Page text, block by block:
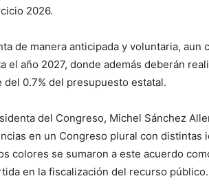
2026.
de manera anticipada y voluntaria, aun
el año 2027, donde además deberán
0.7% del presupuesto estatal.
del Congreso, Michel Sánchez
en un Congreso plural con distintas
colores se sumaron a este acuerdo
en la fiscalización del recurso público.